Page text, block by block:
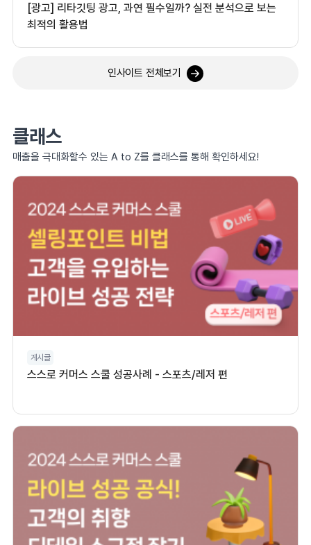
[광고] 리타깃팅 광고, 과연 필수일까? 실전 분석으로 보는
최적의 활용법
인사이트 전체보기
클래스
매출을 극대화할수 있는 A to Z를 클래스를 통해 확인하세요!
게시글
스스로 커머스 스쿨 성공사례 - 스포츠/레저 편